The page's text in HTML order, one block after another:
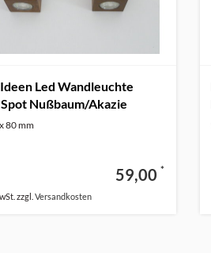
Led Wandleuchte
Nußbaum/Akazie
80 mm
59,00*
zzgl. Versandkosten